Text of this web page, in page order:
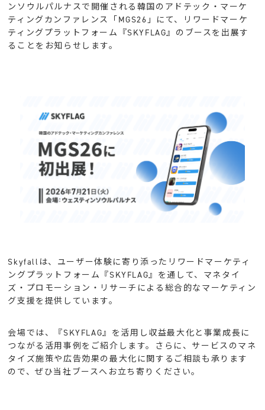
ンソウルパルナスで開催される韓国のアドテック・マーケ
ティングカンファレンス「MGS26」にて、リワードマーケ
ティングプラットフォーム『SKYFLAG』のブースを出展す
ることをお知らせします。
Skyfallは、ユーザー体験に寄り添ったリワードマーケティ
ングプラットフォーム『SKYFLAG』を通して、マネタイ
ズ・プロモーション・リサーチによる総合的なマーケティン
グ支援を提供しています。
会場では、『SKYFLAG』を活用し収益最大化と事業成長に
つながる活用事例をご紹介します。さらに、サービスのマネ
タイズ施策や広告効果の最大化に関するご相談も承ります
ので、ぜひ当社ブースへお立ち寄りください。